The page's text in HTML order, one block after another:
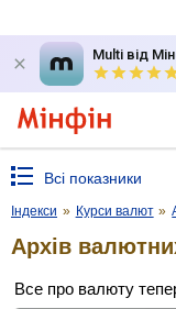
Multi від
Всі показники
Індекси » Курси валют »
Архів
Все про валюту